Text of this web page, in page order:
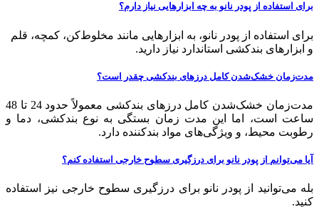
برای استفاده از پودر نانو به چه ابزارهایی نیاز دارم؟
برای استفاده از پودر نانو، به ابزارهایی مانند مخلوط‌کن، کمچه، قلم
و ابزارهای بندکشی استاندارد نیاز دارید.
مدت‌زمان خشک‌شدن کامل درزهای بندکشی چقدر است؟
مدت‌زمان خشک‌شدن کامل درزهای بندکشی معمولاً حدود 24 تا 48
ساعت است، اما این مدت زمان بستگی به نوع بندکشی، دما و
رطوبت محیط، و ویژگی‌های مواد بندکننده دارد.
آیا می‌توانم از پودر نانو برای درزگیری سطوح خارجی استفاده کنم؟
بله می‌توانید از پودر نانو برای درزگیری سطوح خارجی نیز استفاده
کنید.